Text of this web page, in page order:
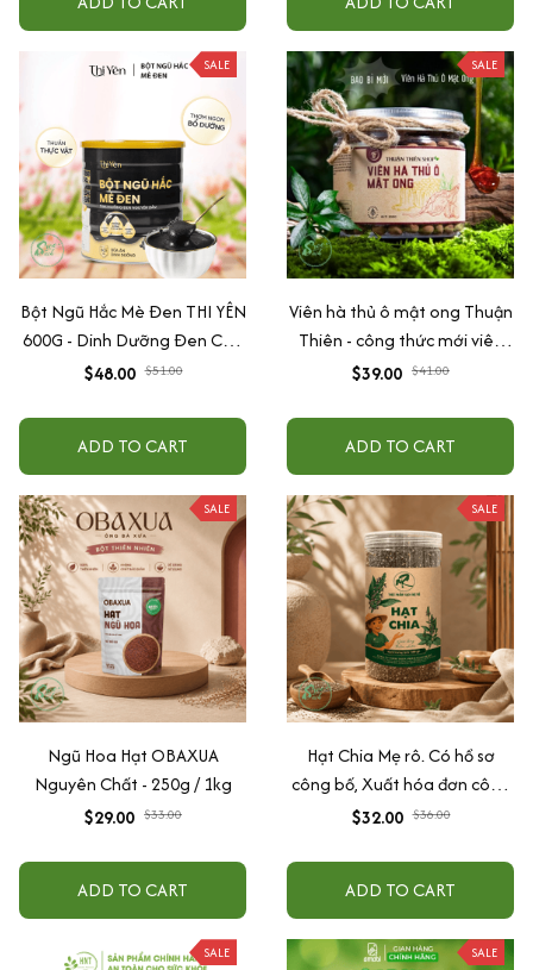
SALE
Bột Ngũ Hắc Mè Đen THI YÊN
600G - Dinh Dưỡng Đen Cho
Tóc & Giấc Ngủ
$48.00 $51.00
ADD TO CART
SALE
Viên hà thủ ô mật ong Thuận
Thiên - công thức mới viên
mềm, to hơn
$39.00 $41.00
ADD TO CART
SALE
Ngũ Hoa Hạt OBAXUA
Nguyên Chất - 250g / 1kg
$29.00 $33.00
ADD TO CART
SALE
Hạt Chia Mẹ rô. Có hồ sơ
công bố, Xuất hóa đơn công
ty đầy đủ
$32.00 $36.00
ADD TO CART
SALE SALE